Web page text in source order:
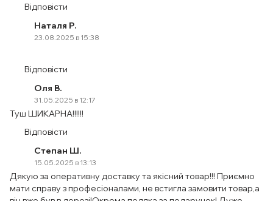
Відповісти
Наталя Р.
23.08.2025 в 15:38
Відповісти
Оля В.
31.05.2025 в 12:17
Туш ШИКАРНА!!!!!!
Відповісти
Степан Ш.
15.05.2025 в 13:13
Дякую за оперативну доставку та якісний товар!!! Приємно
мати справу з професіоналами, не встигла замовити товар,а